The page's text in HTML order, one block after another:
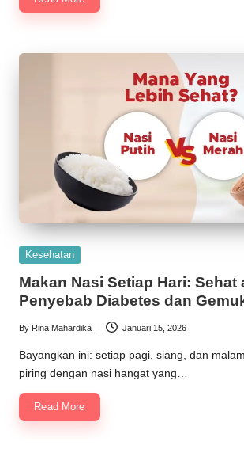
Posted
Kesehatan
Makan Nasi Setiap Hari: Sehat
Penyebab Diabetes dan
Posted
by
By Rina Mahardika Januari 15, 2026
Bayangkan ini: setiap pagi, siang, dan
piring dengan nasi hangat yang…
Read More